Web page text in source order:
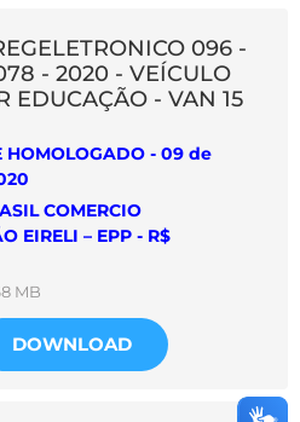
096 -
- 2020 - VEÍCULO
EDUCAÇÃO - VAN 15
HOMOLOGADO - 09 de
COMERCIO
EIRELI – EPP - R$
MB
DOWNLOAD